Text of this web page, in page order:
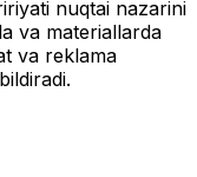
nuqtai nazarini
va materiallarda
va reklama